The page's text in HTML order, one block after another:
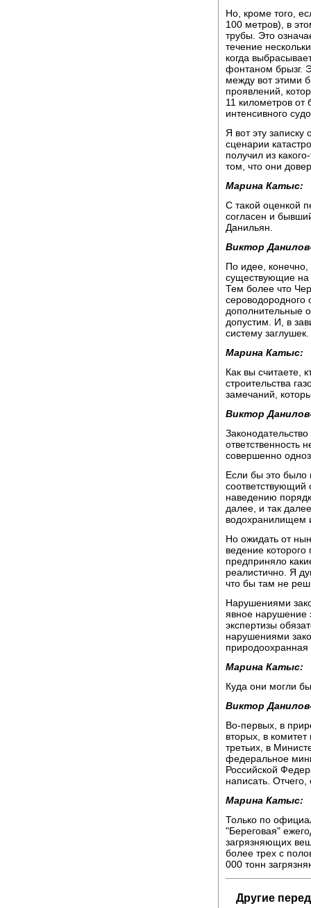
Но, кроме того,
100 метров), в
трубы. Это
течение
когда
фонтаном брызг.
между вот этими
проявлений,
11 километров
интенсивного
Я вот эту записку
сценарии
получил из
том, что они
Марина Катыс:
С такой оценкой
согласен и
Данильян.
Виктор
По идее,
существующие на
Тем более что
дополнительные
допустим. И, в
систему заглушек.
Марина Катыс:
Как вы считаете,
строительства
замечаний,
Виктор
ответственность
совершенно
Если бы это было
соответствующий
наведению
далее, и так
водохранилищем
Но ожидать от
ведение которого
предприняло
реалистично. Я
что бы там не
Нарушениями
явное нарушение
экспертизы
нарушениями
природоохранная
Марина Катыс:
Куда они могли
Виктор
Во-первых, в
вторых, в
третьих, в
федеральное
Российской
написать. Отчего,
Марина Катыс:
Только по
"Береговая"
загрязняющих
более трех с
000 тонн
Другие